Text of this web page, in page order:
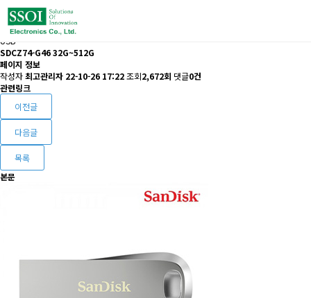
USB
SDCZ74-G46 32G~512G
페이지 정보
작성자최고관리자 22-10-26 17:22조회2,672회 댓글0건
관련링크
이전글
다음글
목록
본문